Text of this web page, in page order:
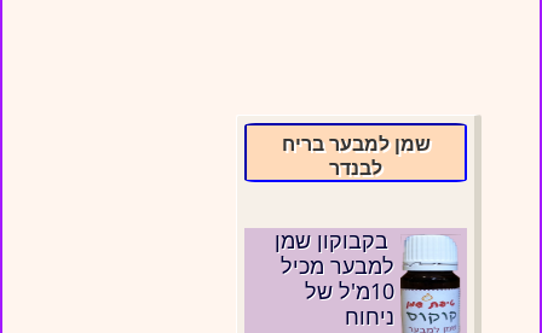
שמן למבער בריח
לבנדר
בקבוקון שמן
למבער מכיל
10מ'ל של
ניחוח